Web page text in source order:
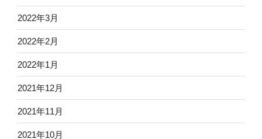
2022年3月
2022年2月
2022年1月
2021年12月
2021年11月
2021年10月